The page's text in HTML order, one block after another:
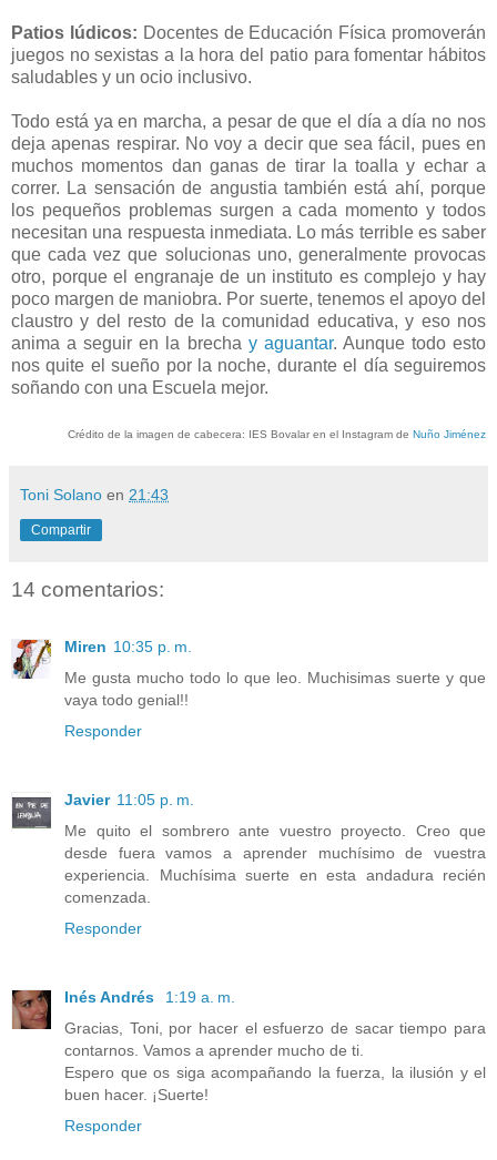
Patios lúdicos: Docentes de Educación Física promoverán
juegos no sexistas a la hora del patio para fomentar hábitos
saludables y un ocio inclusivo.
Todo está ya en marcha, a pesar de que el día a día no nos
deja apenas respirar. No voy a decir que sea fácil, pues en
muchos momentos dan ganas de tirar la toalla y echar a
correr. La sensación de angustia también está ahí, porque
los pequeños problemas surgen a cada momento y todos
necesitan una respuesta inmediata. Lo más terrible es saber
que cada vez que solucionas uno, generalmente provocas
otro, porque el engranaje de un instituto es complejo y hay
poco margen de maniobra. Por suerte, tenemos el apoyo del
claustro y del resto de la comunidad educativa, y eso nos
anima a seguir en la brecha y aguantar. Aunque todo esto
nos quite el sueño por la noche, durante el día seguiremos
soñando con una Escuela mejor.
Crédito de la imagen de cabecera: IES Bovalar en el Instagram de Nuño Jiménez
Toni Solano en 21:43
Compartir
14 comentarios:
Miren 10:35 p. m.
Me gusta mucho todo lo que leo. Muchisimas suerte y que
vaya todo genial!!
Responder
Javier 11:05 p. m.
Me quito el sombrero ante vuestro proyecto. Creo que
desde fuera vamos a aprender muchísimo de vuestra
experiencia. Muchísima suerte en esta andadura recién
comenzada.
Responder
Inés Andrés
1:19 a. m.
Gracias, Toni, por hacer el esfuerzo de sacar tiempo para
contarnos. Vamos a aprender mucho de ti.
Espero que os siga acompañando la fuerza, la ilusión y el
buen hacer. ¡Suerte!
Responder